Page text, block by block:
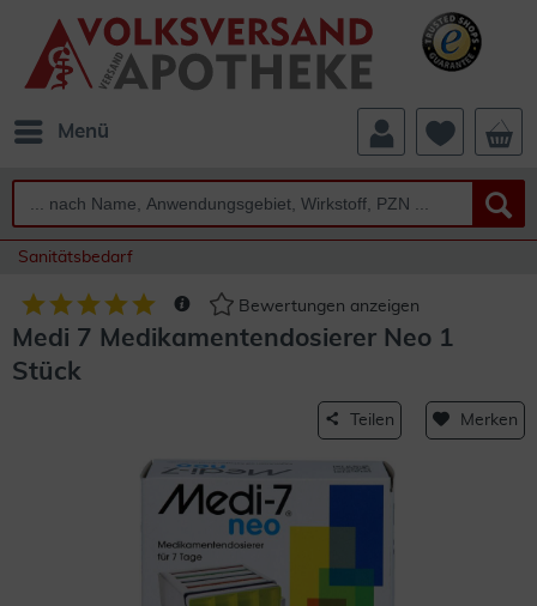
Menü
Sanitätsbedarf
Bewertungen anzeigen
Medi 7 Medikamentendosierer Neo 1
Stück
Teilen Merken